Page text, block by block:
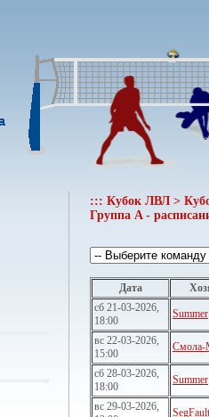
::: Кубок ЛВЛ >
Группа A -
Дата
сб 21-03-2026,
18:00
Summer
вс 22-03-2026,
15:00
сб 28-03-2026,
18:00
Summer
вс 29-03-2026,
SegFault